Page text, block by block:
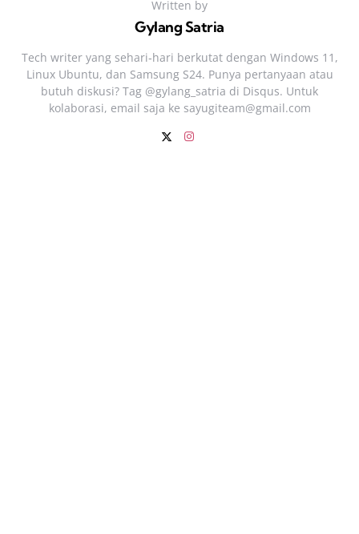
Written by
Gylang Satria
Tech writer yang sehari‑hari berkutat dengan Windows 11,
Linux Ubuntu, dan Samsung S24. Punya pertanyaan atau
butuh diskusi? Tag @gylang_satria di Disqus. Untuk
kolaborasi, email saja ke sayugiteam@gmail.com